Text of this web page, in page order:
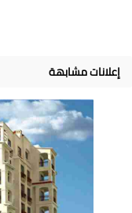
إعلانات مشابهة